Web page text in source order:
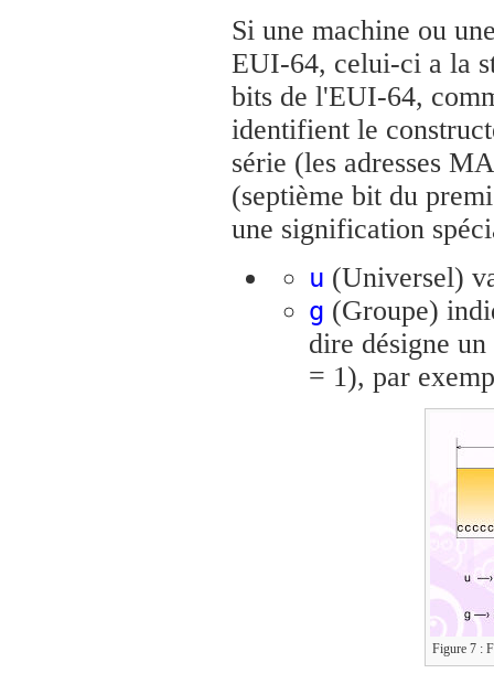
Si une machine ou
EUI-64, celui-ci a la
bits de l'EUI-64,
identifient le
série (les adresses
(septième bit du
une signification
u (Universel)
g (Groupe)
dire désigne
= 1), par
Figure 7 :